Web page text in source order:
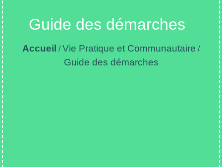
Guide des démarches
Accueil /Vie Pratique et Communautaire /
Guide des démarches